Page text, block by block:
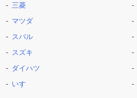
三菱
マツダ
スバル
スズキ
ダイハツ
いすゞ